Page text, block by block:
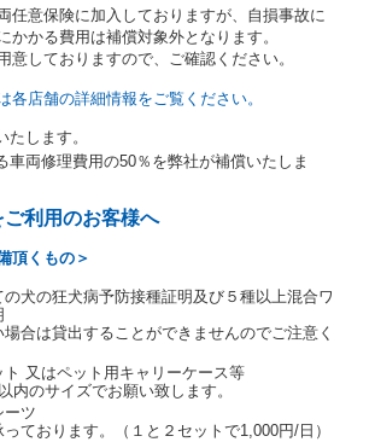
）の運転免許証の提示を求めるほか、そ
を求めることがあります。この場合、借
が運転者であるときは自己の運転免許証
証を提示するものとします。
達「レンタカーに関する基本通達」（自
平成7年6月13日）の２．(10)及び(11)の
転免許証とは、道路交通法第９２条に規定
転免許証のうち、道路交通法施行規則第１
式第１４の書式の運転免許証をいいま
契約の締結にあたり、借受人及び運転者
転免許証のほかに本人確認ができる書類の
、及び提出された書類の写しをとることが
契約の締結にあたり、借受期間中に借受
者と連絡するための携帯電話番号等の告知
。
任意保険に加入しておりますが、自損事故に
かかる費用は補償対象外となります。
意しておりますので、ご確認ください。
各店舗の詳細情報をご覧ください。
します。
車両修理費用の50％を弊社が補償いたしま
利用のお客様へ
頂くもの＞
の犬の狂犬病予防接種証明及び５種以上混合ワ
場合は貸出することができませんのでご注意く
又はペット用キャリーケース等
内のサイズでお願い致します。
ーツ
ております。（１と２セットで1,000円/日）